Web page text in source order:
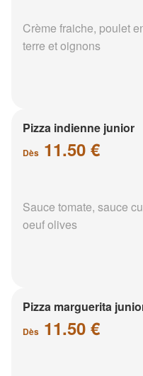
Crème fraiche, poulet
terre et oignons
Pizza indienne junior
Dès 11.50 €
Sauce tomate, sauce
oeuf olives
Pizza marguerita
Dès 11.50 €